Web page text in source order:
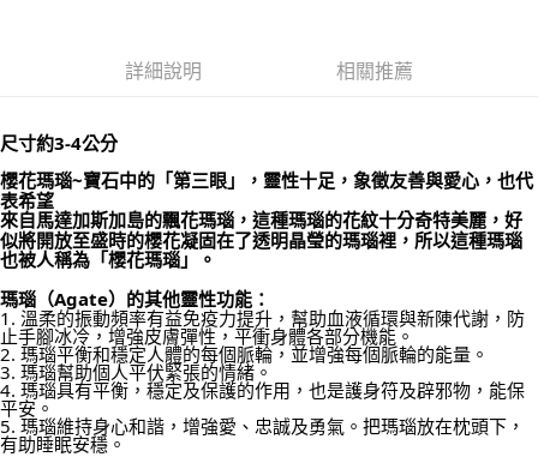
賣家宅配幫您送（台灣）
每筆NT$80，滿NT$3,000(含以上)免運費
郵局幫你送（離島）
每筆NT$80，滿NT$3,000(含以上)免運費
付款後門市自取
免運費
詳細說明 相關推薦
尺寸約3-4公分
櫻花瑪瑙~寶石中的「第三眼」，靈性十足，象徵友善與愛心，也代
表希望
來自馬達加斯加島的飄花瑪瑙，這種瑪瑙的花紋十分奇特美麗，好
似將開放至盛時的櫻花凝固在了透明晶瑩的瑪瑙裡，所以這種瑪瑙
也被人稱為「櫻花瑪瑙」。
瑪瑙（Agate）的其他靈性功能：
1. 溫柔的振動頻率有益免疫力提升，幫助血液循環與新陳代謝，防
止手腳冰冷，增強皮膚彈性，平衝身體各部分機能。
2. 瑪瑙平衡和穩定人體的每個脈輪，並增強每個脈輪的能量。
3. 瑪瑙幫助個人平伏緊張的情緒。
4. 瑪瑙具有平衡，穩定及保護的作用，也是護身符及辟邪物，能保
平安。
5. 瑪瑙維持身心和諧，增強愛、忠誠及勇氣。把瑪瑙放在枕頭下，
有助睡眠安穩。